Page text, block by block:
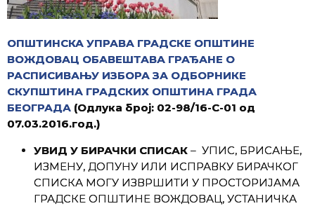
ОПШТИНСКА УПРАВА ГРАДСКЕ ОПШТИНЕ
ВОЖДОВАЦ ОБАВЕШТАВА ГРАЂАНЕ О
РАСПИСИВАЊУ ИЗБОРА ЗА ОДБОРНИКЕ
СКУПШТИНА ГРАДСКИХ ОПШТИНА ГРАДА
БЕОГРАДА (Одлука број: 02-98/16-С-01 од
07.03.2016.год.)
УВИД У БИРАЧКИ СПИСАК– УПИС, БРИСАЊЕ,
ИЗМЕНУ, ДОПУНУ ИЛИ ИСПРАВКУ БИРАЧКОГ
СПИСКА МОГУ ИЗВРШИТИ У ПРОСТОРИЈАМА
ГРАДСКЕ ОПШТИНЕ ВОЖДОВАЦ, УСТАНИЧКА